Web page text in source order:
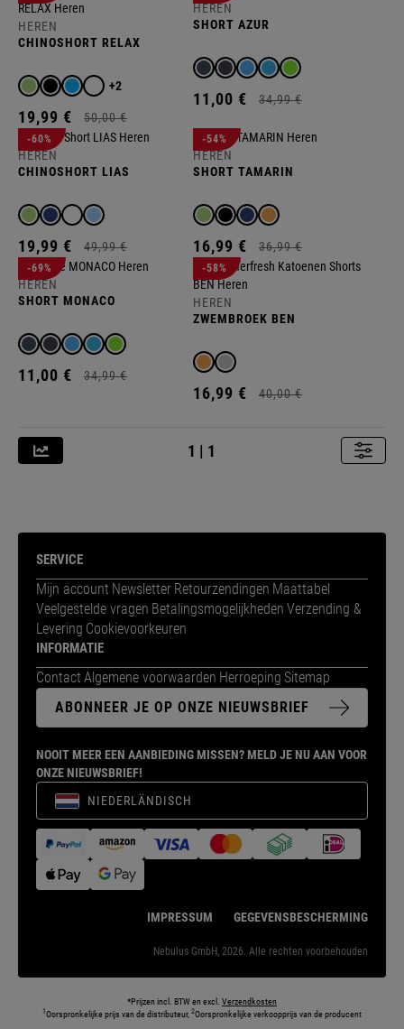
HEREN
CHINOSHORT RELAX
+2
19,99 € 50,00 €
HEREN
SHORT AZUR
11,00 € 34,99 €
HEREN
CHINOSHORT LIAS
19,99 € 49,99 €
-60%
HEREN
SHORT TAMARIN
16,99 € 36,99 €
-54%
HEREN
SHORT MONACO
11,00 € 34,99 €
-69%
HEREN
ZWEMBROEK BEN
16,99 € 40,00 €
-58%
1 | 1
SERVICE
Mijn account Newsletter Retourzendingen Maattabel
Veelgestelde vragen Betalingsmogelijkheden Verzending &
Levering Cookievoorkeuren
INFORMATIE
Contact Algemene voorwaarden Herroeping Sitemap
ABONNEER JE OP ONZE NIEUWSBRIEF
NOOIT MEER EEN AANBIEDING MISSEN? MELD JE NU AAN VOOR
ONZE NIEUWSBRIEF!
NIEDERLÄNDISCH
IMPRESSUM GEGEVENSBESCHERMING
Nebulus GmbH, 2026. Alle rechten voorbehouden
*Prijzen incl. BTW en excl. Verzendkosten
1Oorspronkelijke prijs van de distributeur, 2Oorspronkelijke verkoopprijs van de producent